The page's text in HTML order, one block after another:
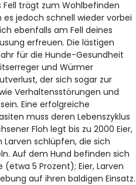
trägt zum Wohlbefinden
jedoch schnell wieder vorbei
ebenfalls am Fell deines
erfreuen. Die lästigen
für die Hunde-Gesundheit
und Würmer
der sich sogar zur
Verhaltensstörungen und
Eine erfolgreiche
muss deren Lebenszyklus
Floh legt bis zu 2000 Eier,
Larven schlüpfen, die sich
Auf dem Hund befinden sich
5 Prozent); Eier, Larven
auf ihren baldigen Einsatz.